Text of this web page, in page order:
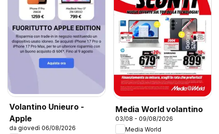
Volantino Unieuro -
Apple
da giovedì 06/08/2026
Media World volantino
03/08 - 09/08/2026
Media World